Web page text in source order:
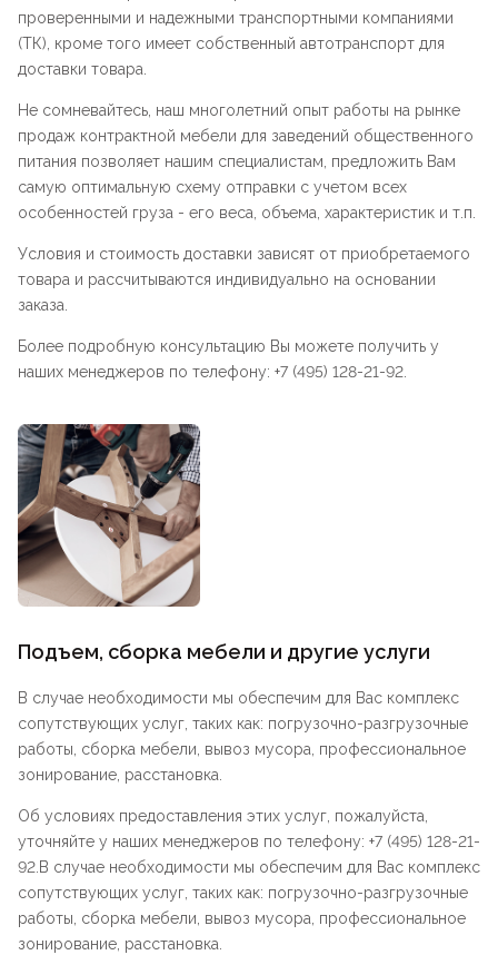
проверенными и надежными транспортными компаниями
(ТК), кроме того имеет собственный автотранспорт для
доставки товара.
Не сомневайтесь, наш многолетний опыт работы на рынке
продаж контрактной мебели для заведений общественного
питания позволяет нашим специалистам, предложить Вам
самую оптимальную схему отправки с учетом всех
особенностей груза - его веса, объема, характеристик и т.п.
Условия и стоимость доставки зависят от приобретаемого
товара и рассчитываются индивидуально на основании
заказа.
Более подробную консультацию Вы можете получить у
наших менеджеров по телефону: +7 (495) 128-21-92.
Подъем, сборка мебели и другие услуги
В случае необходимости мы обеспечим для Вас комплекс
сопутствующих услуг, таких как: погрузочно-разгрузочные
работы, сборка мебели, вывоз мусора, профессиональное
зонирование, расстановка.
Об условиях предоставления этих услуг, пожалуйста,
уточняйте у наших менеджеров по телефону: +7 (495) 128-21-
92.В случае необходимости мы обеспечим для Вас комплекс
сопутствующих услуг, таких как: погрузочно-разгрузочные
работы, сборка мебели, вывоз мусора, профессиональное
зонирование, расстановка.